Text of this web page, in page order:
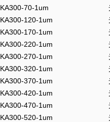
KA300-70-1um
KA300-120-1um
KA300-170-1um
KA300-220-1um
KA300-270-1um
KA300-320-1um
KA300-370-1um
KA300-420-1um
KA300-470-1um
KA300-520-1um